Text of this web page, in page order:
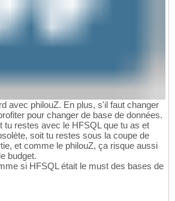
avec philouZ. En plus, s'il faut changer
pour changer de base de données.
tu restes avec le HFSQL que tu as et
soit tu restes sous la coupe de
et comme le philouZ, ça risque aussi
budget.
si HFSQL était le must des bases de